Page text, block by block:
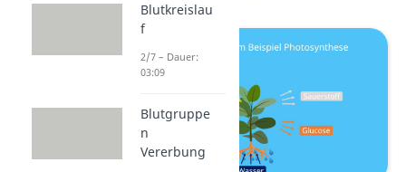
Blutkreislau
f
2/7 – Dauer:
03:09
Blutgruppe
n
Vererbung